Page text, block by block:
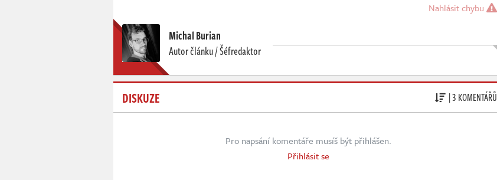
Nahlásit chybu
Michal Burian
Autor článku / Šéfredaktor
DISKUZE | 3 KOMENTÁŘŮ
Pro napsání komentáře musíš být přihlášen.
Přihlásit se